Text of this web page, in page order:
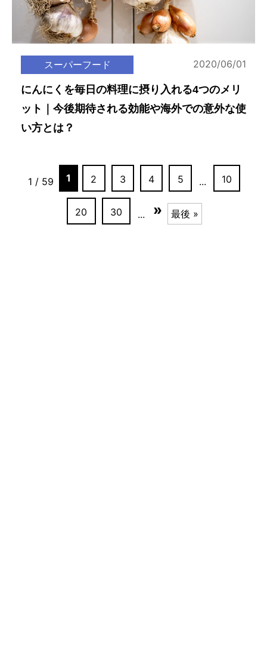
スーパーフード 2020/06/01
にんにくを毎日の料理に摂り入れる4つのメリ
ット｜今後期待される効能や海外での意外な使
い方とは？
1 / 59 1 2 3 4 5 ... 10
20 30 ... » 最後 »